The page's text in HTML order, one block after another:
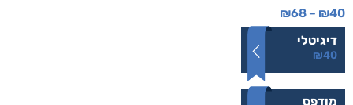
₪40
–
₪68
דיגיטלי
₪40
מודפס